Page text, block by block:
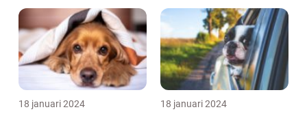
18 januari 2024 18 januari 2024